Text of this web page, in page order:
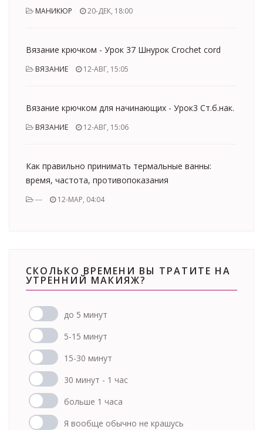
МАНИКЮР 20-ДЕК, 18:00
Вязание крючком - Урок 37 Шнурок Crochet cord
ВЯЗАНИЕ 12-АВГ, 15:05
Вязание крючком для начинающих - Урок3 Ст.б.нак.
ВЯЗАНИЕ 12-АВГ, 15:06
Как правильно принимать термальные ванны:
время, частота, противопоказания
--- 12-МАР, 04:04
СКОЛЬКО ВРЕМЕНИ ВЫ ТРАТИТЕ НА
УТРЕННИЙ МАКИЯЖ?
до 5 минут
5-15 минут
15-30 минут
30 минут - 1 час
больше 1 часа
Я вообще обычно не крашусь